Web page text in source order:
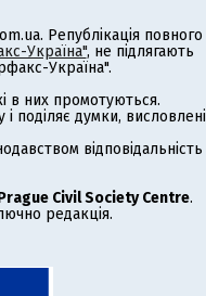
Републікація повного
Україна", не підлягають
Україна".
в них промотуються.
поділяє думки, висловлені
відповідальність
Civil Society Centre.
редакція.